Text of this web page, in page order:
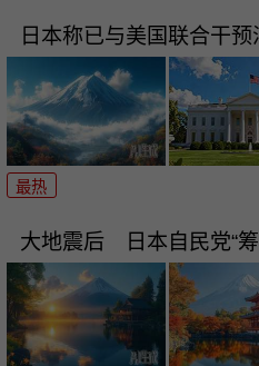
日本称已与美国联合干
最热
大地震后 日本自民党“